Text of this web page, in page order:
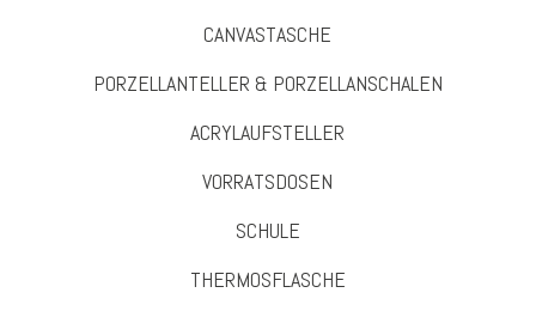
CANVASTASCHE
PORZELLANTELLER & PORZELLANSCHALEN
ACRYLAUFSTELLER
VORRATSDOSEN
SCHULE
THERMOSFLASCHE